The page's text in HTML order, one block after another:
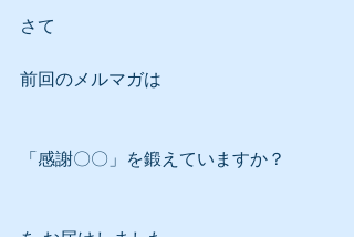
さて
前回のメルマガは
「感謝〇〇」を鍛えていますか？